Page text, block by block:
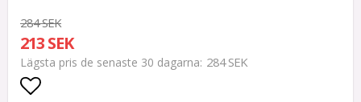
284 SEK
213 SEK
Lägsta pris de senaste 30 dagarna 284 SEK